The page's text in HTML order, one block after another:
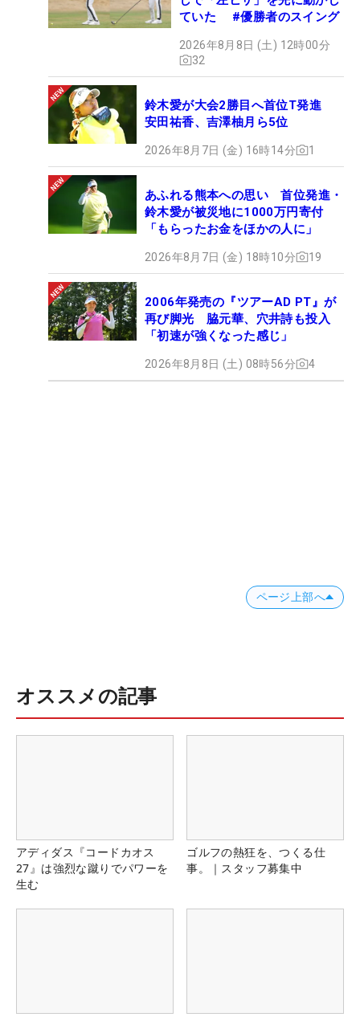
ていた #優勝者のスイング
2026年8月8日 (土) 12時00分
32
鈴木愛が大会2勝目へ首位T発進
安田祐香、吉澤柚月ら5位
2026年8月7日 (金) 16時14分 1
あふれる熊本への思い 首位発進・
鈴木愛が被災地に1000万円寄付
「もらったお金をほかの人に」
2026年8月7日 (金) 18時10分 19
2006年発売の『ツアーAD PT』が
再び脚光 脇元華、穴井詩も投入
「初速が強くなった感じ」
2026年8月8日 (土) 08時56分 4
ページ上部へ
オススメの記事
アディダス『コードカオス
27』は強烈な蹴りでパワーを
生む
ゴルフの熱狂を、つくる仕
事。｜スタッフ募集中